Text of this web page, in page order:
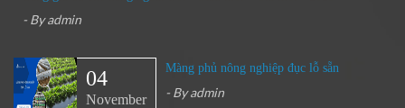
- Byadmin
04
November
Màng phủ nông nghiệp đục lỗ sẵn
- Byadmin